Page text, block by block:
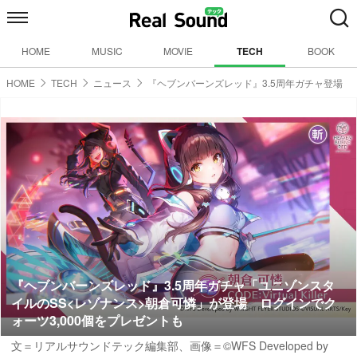
HOME MUSIC MOVIE TECH BOOK
HOME TECH ニュース 『ヘブンバーンズレッド』3.5周年ガチャ登場
『ヘブンバーンズレッド』3.5周年ガチャ「ユニゾンスタ
イルのSS<レゾナンス>朝倉可憐」が登場 ログインでク
ォーツ3,000個をプレゼントも
文＝リアルサウンドテック編集部、画像＝©WFS Developed by